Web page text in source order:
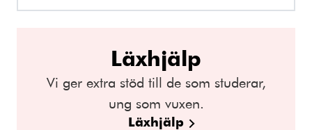
Läxhjälp
Vi ger extra stöd till de som studerar,
ung som vuxen.
Läxhjälp